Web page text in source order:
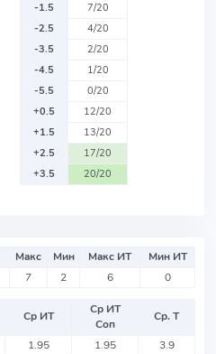
-1.5
7/20
-2.5
4/20
-3.5
2/20
-4.5
1/20
-5.5
0/20
+0.5
12/20
+1.5
13/20
+2.5
17/20
+3.5
20/20
Макс Мин Макс ИТ
Мин ИТ
7 2 6 0
Ср ИТ
Ср ИТ
Соп
Ср. Т
1.95 1.95 3.9